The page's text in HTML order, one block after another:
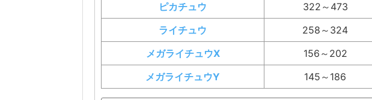
ピカチュウ
322～473
ライチュウ
258～324
メガライチュウX
156～202
メガライチュウY
145～186